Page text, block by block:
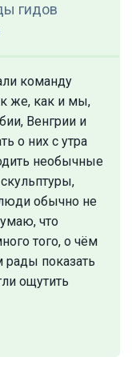
гидов
команду
же, как и мы,
Венгрии и
о них с утра
необычные
обычно не
что
того, о чём
рады показать
ощутить